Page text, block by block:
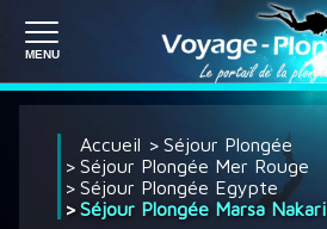
PLONGÉE EN FRANCE
Accueil
Séjour Plongée
Séjour Plongée Mer Rouge
Séjour Plongée Egypte
Séjour Plongée Marsa Nakari